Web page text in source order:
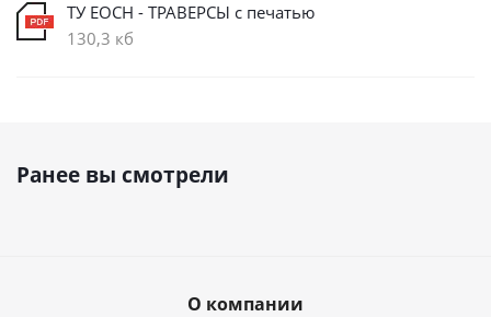
ТУ ЕОСН - ТРАВЕРСЫ с печатью
130,3 кб
Ранее вы смотрели
О компании